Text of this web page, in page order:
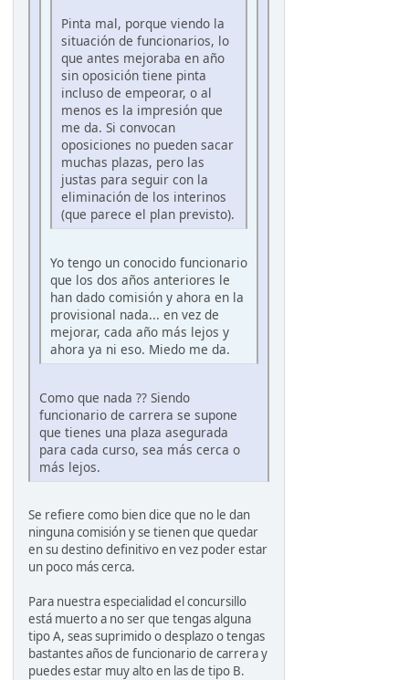
Pinta mal, porque viendo la
situación de funcionarios, lo
que antes mejoraba en año
sin oposición tiene pinta
incluso de empeorar, o al
menos es la impresión que
me da. Si convocan
oposiciones no pueden sacar
muchas plazas, pero las
justas para seguir con la
eliminación de los interinos
(que parece el plan previsto).
Yo tengo un conocido funcionario
que los dos años anteriores le
han dado comisión y ahora en la
provisional nada... en vez de
mejorar, cada año más lejos y
ahora ya ni eso. Miedo me da.
Como que nada ?? Siendo
funcionario de carrera se supone
que tienes una plaza asegurada
para cada curso, sea más cerca o
más lejos.
Se refiere como bien dice que no le dan
ninguna comisión y se tienen que quedar
en su destino definitivo en vez poder estar
un poco más cerca.
Para nuestra especialidad el concursillo
está muerto a no ser que tengas alguna
tipo A, seas suprimido o desplazo o tengas
bastantes años de funcionario de carrera y
puedes estar muy alto en las de tipo B.